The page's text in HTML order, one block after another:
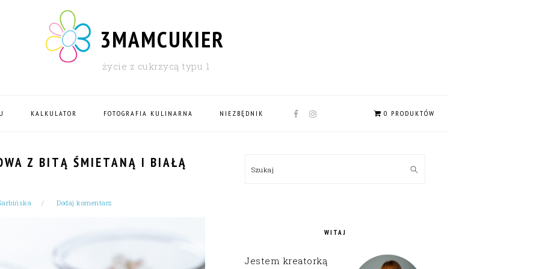
3MAMCUKIER
życie z cukrzycą typu 1
KALKULATOR FOTOGRAFIA KULINARNA NIEZBĘDNIK
NAV
0 PRODUKTÓW
Z BITĄ ŚMIETANĄ I BIAŁĄ
Dodaj komentarz
SIDEBAR
Szukaj
WITAJ
Jestem kreatorką